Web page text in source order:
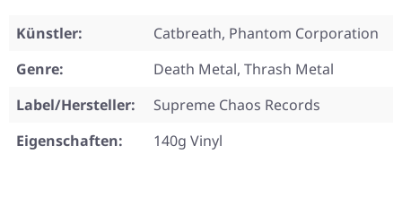
Künstler:
Catbreath, Phantom Corporation
Genre:
Death Metal, Thrash Metal
Label/Hersteller:
Supreme Chaos Records
Eigenschaften:
140g Vinyl